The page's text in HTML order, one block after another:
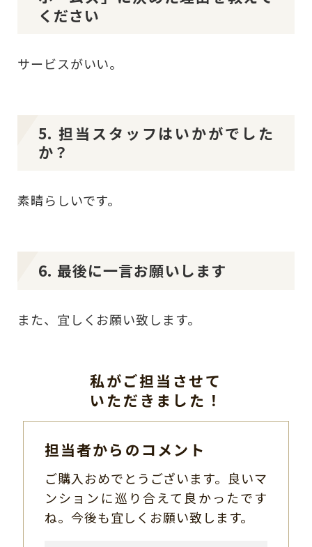
ください
サービスがいい。
5. 担当スタッフはいかがでした
か？
素晴らしいです。
6. 最後に一言お願いします
また、宜しくお願い致します。
私がご担当させて
いただきました！
担当者からのコメント
ご購入おめでとうございます。良いマ
ンションに巡り合えて良かったです
ね。今後も宜しくお願い致します。